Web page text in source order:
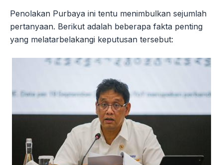
Penolakan Purbaya ini tentu menimbulkan sejumlah
pertanyaan. Berikut adalah beberapa fakta penting
yang melatarbelakangi keputusan tersebut: